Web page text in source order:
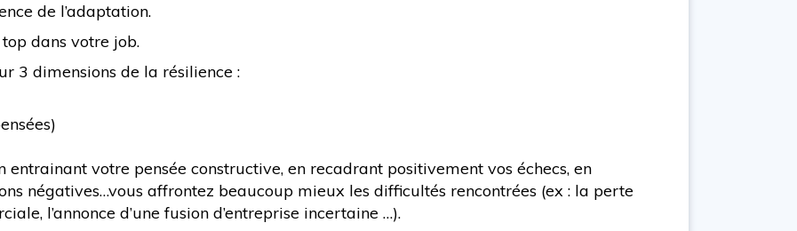
de l’adaptation.
dans votre job.
3 dimensions de la résilience :
entrainant votre pensée constructive, en recadrant positivement vos échecs, en
négatives…vous affrontez beaucoup mieux les difficultés rencontrées (ex : la perte
l’annonce d’une fusion d’entreprise incertaine …).